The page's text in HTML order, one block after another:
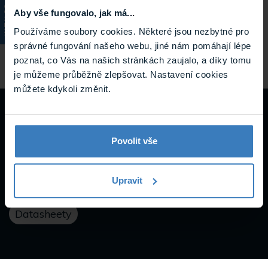
Aby vše fungovalo, jak má...
Používáme soubory cookies. Některé jsou nezbytné pro
správné fungování našeho webu, jiné nám pomáhají lépe
poznat, co Vás na našich stránkách zaujalo, a díky tomu
je můžeme průběžně zlepšovat. Nastavení cookies
můžete kdykoli změnit.
Povolit vše
Upravit
KATALOG Výrobce AMC
Hmotnost 2.882 kg
Návody a
podpora
Datasheety